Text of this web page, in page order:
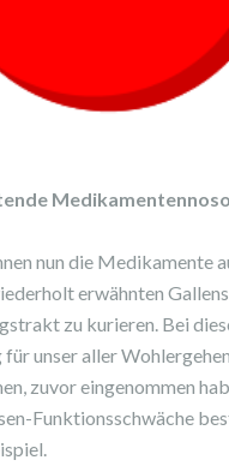
nun die Medikamente
erwähnten
zu kurieren. Bei
für unser aller
zuvor eingenommen
Funktionsschwäche